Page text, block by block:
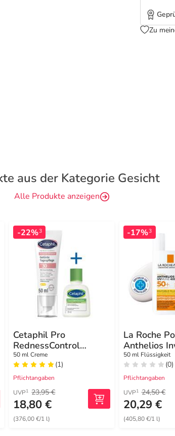
Zu
aus der Kategorie Gesicht
Alle Produkte anzeigen
-22%3
Cetaphil Pro
RednessControl
getönte Tagespflege
SPF30
50 ml Creme
(1)
Pflichtangaben
UVP1 23,95 €
18,80 €
(376,00 €/1 l)
-17%3
La Roche
Anthelios
Fluid
LSF50+
50 ml Flüssigkeit
(0)
Pflichtangaben
UVP1 24,50 €
20,29 €
(405,80 €/1 l)